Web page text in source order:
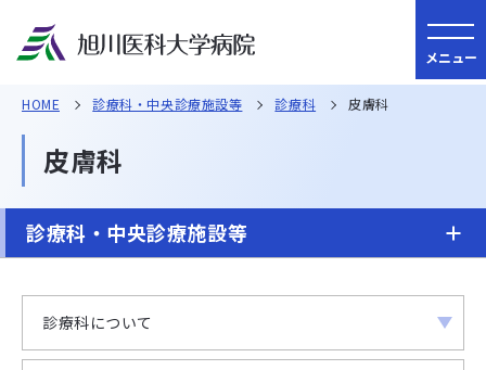
メニュー
HOME 診療科・中央診療施設等 診療科 皮膚科
皮膚科
診療科について
診療科・中央診療施設等